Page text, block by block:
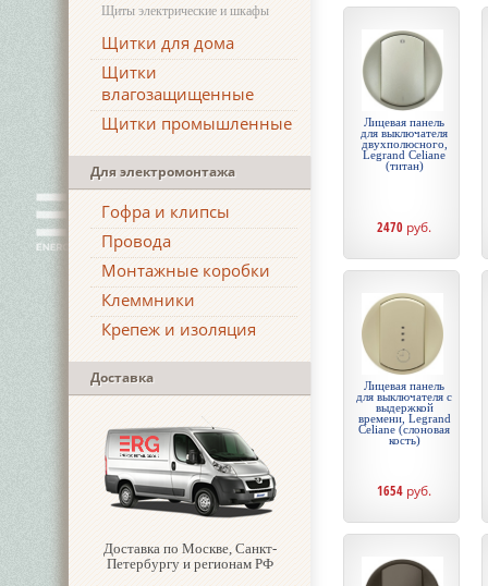
Щиты электрические и шкафы
Щитки для дома
Щитки
влагозащищенные
Щитки промышленные
Для электромонтажа
Гофра и клипсы
Провода
Монтажные коробки
Клеммники
Крепеж и изоляция
Доставка
Доставка по Москве, Санкт-
Петербургу и регионам РФ
Лицевая панель
для выключателя
двухполюсного,
Legrand Celiane
(титан)
2470 руб.
Лицевая панель
для выключателя с
выдержкой
времени, Legrand
Celiane (слоновая
кость)
1654 руб.